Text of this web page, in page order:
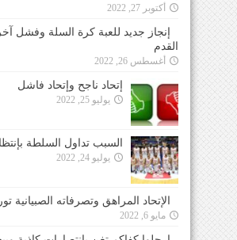
أكتوبر 27, 2022
إنجاز جديد للعبة كرة السلة وفشل
القدم
أغسطس 26, 2022
إتحاد ناجح وإتحاد فاشل
يوليو 25, 2022
السبب تداول السلطة
يوليو 24, 2022
الإتحاد المراهق وتصرفاته الصبيانية
مايو 6, 2022